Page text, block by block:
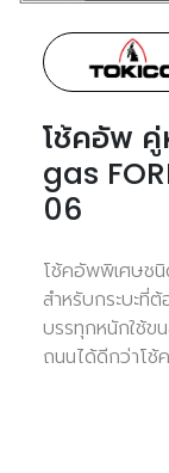
โช้คอัพ
gas
06
โช้คอัพพิเศษชนิ
สำหรับกระบะที่
บรรทุกหนักใช้ข
ถนนได้ดีกว่าโช้